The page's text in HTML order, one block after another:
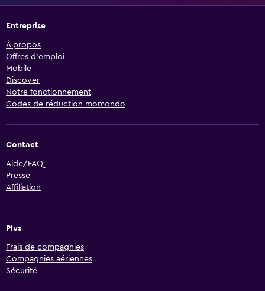
Entreprise
À propos
Offres d’emploi
Mobile
Discover
Notre fonctionnement
Codes de réduction momondo
Contact
Aide/FAQ
Presse
Affiliation
Plus
Frais de compagnies
Compagnies aériennes
Sécurité